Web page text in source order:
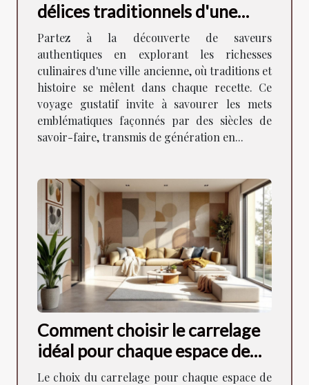
délices traditionnels d'une
ancienne ville
Partez à la découverte de saveurs
authentiques en explorant les richesses
culinaires d'une ville ancienne, où traditions et
histoire se mêlent dans chaque recette. Ce
voyage gustatif invite à savourer les mets
emblématiques façonnés par des siècles de
savoir-faire, transmis de génération en...
Comment choisir le carrelage
idéal pour chaque espace de
votre maison ?
Le choix du carrelage pour chaque espace de